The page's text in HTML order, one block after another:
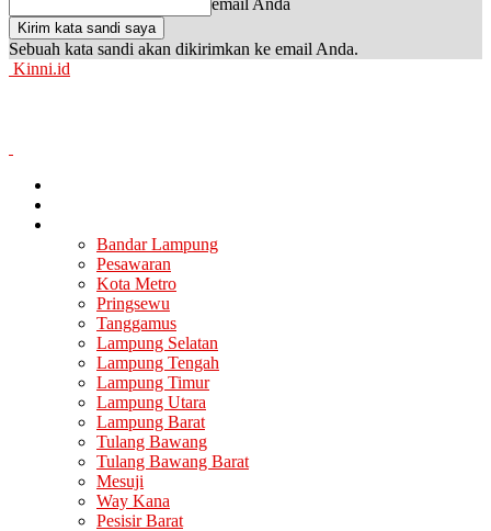
email Anda
Sebuah kata sandi akan dikirimkan ke email Anda.
Kinni.id
Bandar Lampung
Pesawaran
Kota Metro
Pringsewu
Tanggamus
Lampung Selatan
Lampung Tengah
Lampung Timur
Lampung Utara
Lampung Barat
Tulang Bawang
Tulang Bawang Barat
Mesuji
Way Kana
Pesisir Barat